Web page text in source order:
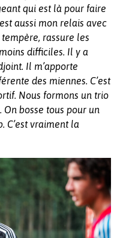
qui est là pour faire
aussi mon relais avec
rassure les
difficiles. Il y a
Il m’apporte
des miennes. C’est
Nous formons un trio
bosse tous pour un
C’est vraiment la